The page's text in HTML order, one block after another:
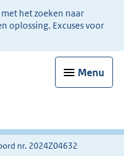
het zoeken naar
oplossing. Excuses voor
Menu
nr. 2024Z04632